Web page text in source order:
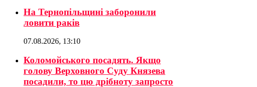
На Тернопільщині заборонили
ловити раків
07.08.2026, 13:10
Коломойського посадять. Якщо
голову Верховного Суду Князева
посадили, то цю дрібноту запросто